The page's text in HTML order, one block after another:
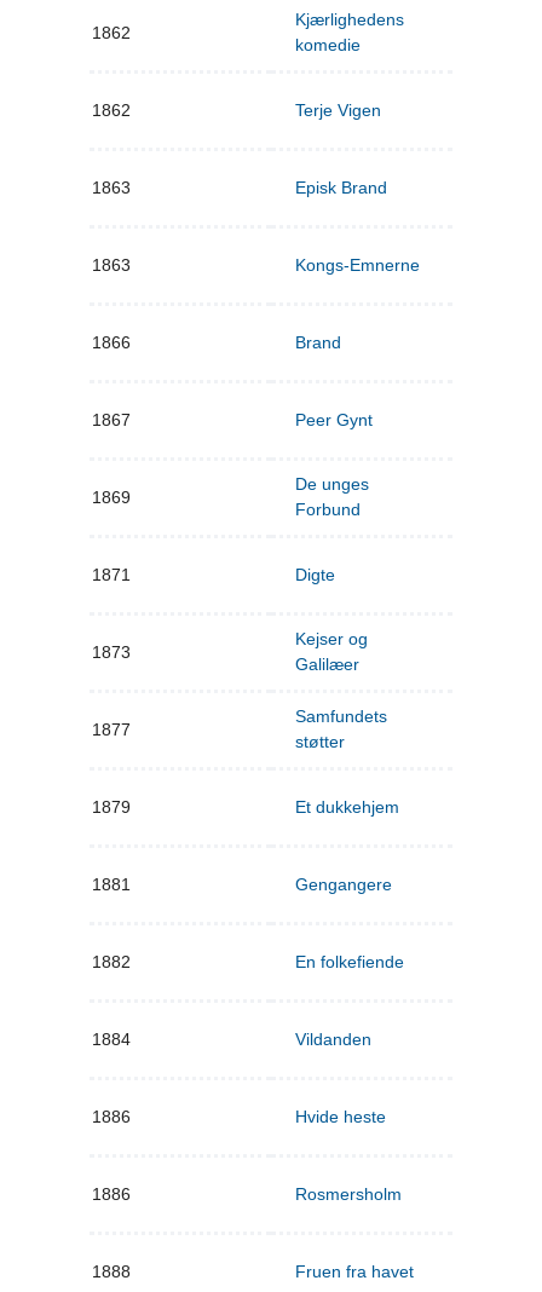
1862
Kjærlighedens
komedie
1862 Terje Vigen
1863 Episk Brand
1863 Kongs-Emnerne
1866 Brand
1867 Peer Gynt
1869
De unges
Forbund
1871 Digte
1873
Kejser og
Galilæer
1877
Samfundets
støtter
1879 Et dukkehjem
1881 Gengangere
1882 En folkefiende
1884 Vildanden
1886 Hvide heste
1886 Rosmersholm
1888 Fruen fra havet